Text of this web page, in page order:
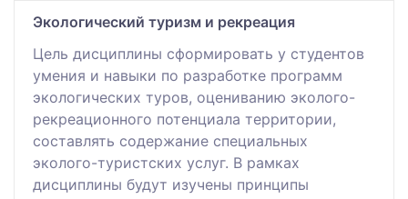
Экологический туризм и рекреация
Цель дисциплины сформировать у студентов
умения и навыки по разработке программ
экологических туров, оцениванию эколого-
рекреационного потенциала территории,
составлять содержание специальных
эколого-туристских услуг. В рамках
дисциплины будут изучены принципы